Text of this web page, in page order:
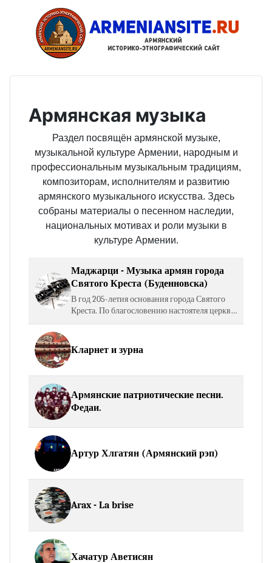
Армянская музыка
Раздел посвящён армянской музыке,
музыкальной культуре Армении, народным и
профессиональным музыкальным традициям,
композиторам, исполнителям и развитию
армянского музыкального искусства. Здесь
собраны материалы о песенном наследии,
национальных мотивах и роли музыки в
культуре Армении.
Маджарци - Музыка армян города
Святого Креста (Буденновска)
В год 205-летия основания города Святого
Креста. По благословению настоятеля церкви
Святого Креста Священника Тер Арсена
фольклора армян…
Кларнет и зурна
Армянские патриотические песни.
Федаи.
Артур Хлгатян (Армянский рэп)
Arax - La brise
Хачатур Аветисян